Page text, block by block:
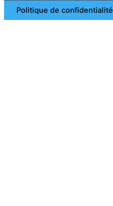
Politique de confidentialité